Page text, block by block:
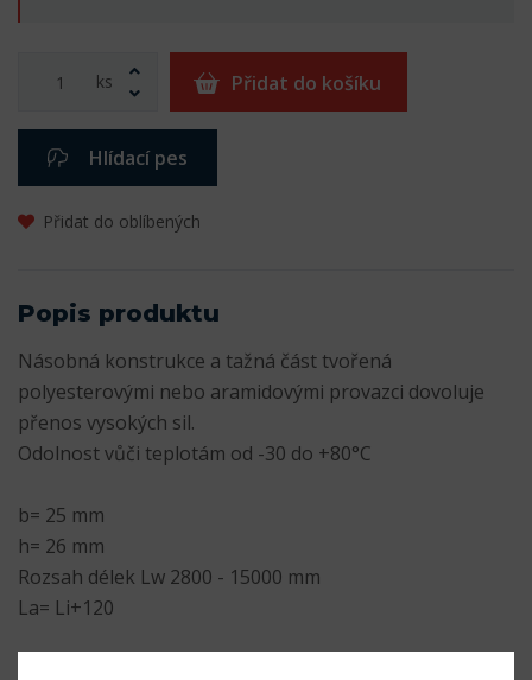
ks Přidat do košíku
Hlídací pes
Přidat do oblíbených
Popis produktu
Násobná konstrukce a tažná část tvořená
polyesterovými nebo aramidovými provazci dovoluje
přenos vysokých sil.
Odolnost vůči teplotám od -30 do +80°C
b= 25 mm
h= 26 mm
Rozsah délek Lw 2800 - 15000 mm
La= Li+120